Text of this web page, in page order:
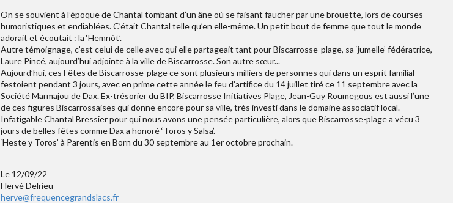
On se souvient à l’époque de Chantal tombant d’un âne où se faisant faucher par une brouette, lors de courses
humoristiques et endiablées. C’était Chantal telle qu’en elle-même. Un petit bout de femme que tout le monde
adorait et écoutait : la ‘Hemnòt’.
Autre témoignage, c’est celui de celle avec qui elle partageait tant pour Biscarrosse-plage, sa ‘jumelle’ fédératrice,
Laure Pincé, aujourd’hui adjointe à la ville de Biscarrosse. Son autre sœur...
Aujourd’hui, ces Fêtes de Biscarrosse-plage ce sont plusieurs milliers de personnes qui dans un esprit familial
festoient pendant 3 jours, avec en prime cette année le feu d’artifice du 14 juillet tiré ce 11 septembre avec la
Société Marmajou de Dax. Ex-trésorier du BIP, Biscarrosse Initiatives Plage, Jean-Guy Roumegous est aussi l’une
de ces figures Biscarrossaises qui donne encore pour sa ville, très investi dans le domaine associatif local.
Infatigable Chantal Bressier pour qui nous avons une pensée particulière, alors que Biscarrosse-plage a vécu 3
jours de belles fêtes comme Dax a honoré ‘Toros y Salsa’.
‘Heste y Toros’ à Parentis en Born du 30 septembre au 1er octobre prochain.
Le 12/09/22
Hervé Delrieu
herve@frequencegrandslacs.fr